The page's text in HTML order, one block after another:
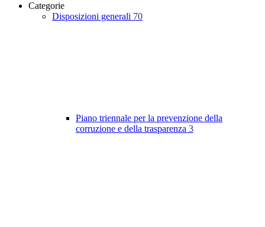
Categorie
Disposizioni generali 70
Piano triennale per la prevenzione della
corruzione e della trasparenza 3